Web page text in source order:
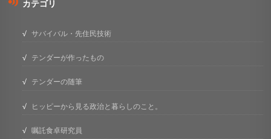
カテゴリ
サバイバル・先住民技術
テンダーが作ったもの
テンダーの随筆
ヒッピーから見る政治と暮らしのこと。
嘱託食卓研究員